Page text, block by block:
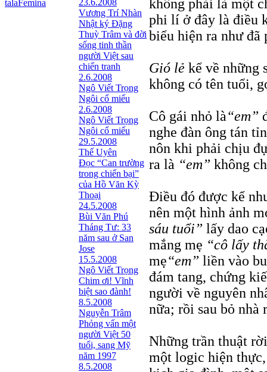
talaFemina
23.6.2008
Vương Trí Nhàn
Nhật ký Ðặng
Thuỳ Trâm và đời
sống tinh thần
người Việt sau
chiến tranh
2.6.2008
Ngô Viết Trọng
Ngôi cổ miếu
2.6.2008
Ngô Viết Trọng
Ngôi cổ miếu
29.5.2008
Thế Uyên
Đọc “Can trường
trong chiến bại”
của Hồ Văn Kỳ
Thoại
24.5.2008
Bùi Văn Phú
Tháng Tư: 33
năm sau ở San
Jose
15.5.2008
Ngô Viết Trọng
Chim ơi! Vĩnh
biệt sao đành!
8.5.2008
Nguyễn Trâm
Phỏng vấn một
người Việt 50
tuổi, sang Mỹ
năm 1997
8.5.2008
không phải là một
phi lí ở đây là điều
biểu hiện ra như
Gió lẻ kể về những
không có tên tuổi,
Cô gái nhỏ là“em”
nghe đàn ông tán
nôn khi phải chịu
ra là “em” không
Ðiều đó được kể
nên một hình ảnh
sáu tuổi” lấy dao
mắng mẹ “cô lấy
mẹ“em” liền vào
đám tang, chứng
người về nguyên
nữa; rồi sau bỏ nhà
Những trần thuật
một logic hiện